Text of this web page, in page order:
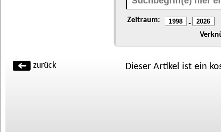
Zeitraum: -
zurück Dieser Artikel ist ein